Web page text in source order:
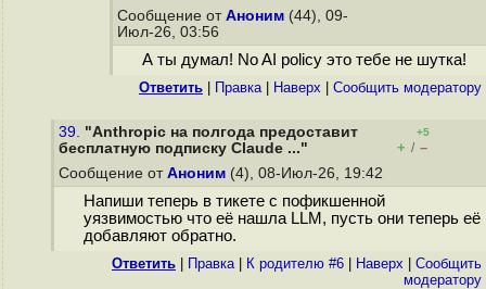
Сообщение от Аноним (44), 09-
Июл-26, 03:56
А ты думал! No AI policy это тебе не шутка!
Ответить Правка| Наверх Cообщить модератору
39. "Anthropic на полгода предоставит
бесплатную подписку Claude ..."
+5
+ / –
Сообщение от Аноним (4), 08-Июл-26, 19:42
Напиши теперь в тикете с пофикшенной
уязвимостью что её нашла LLM, пусть они теперь её
добавляют обратно.
Ответить Правка| К родителю #6 Наверх
Cообщить
модератору